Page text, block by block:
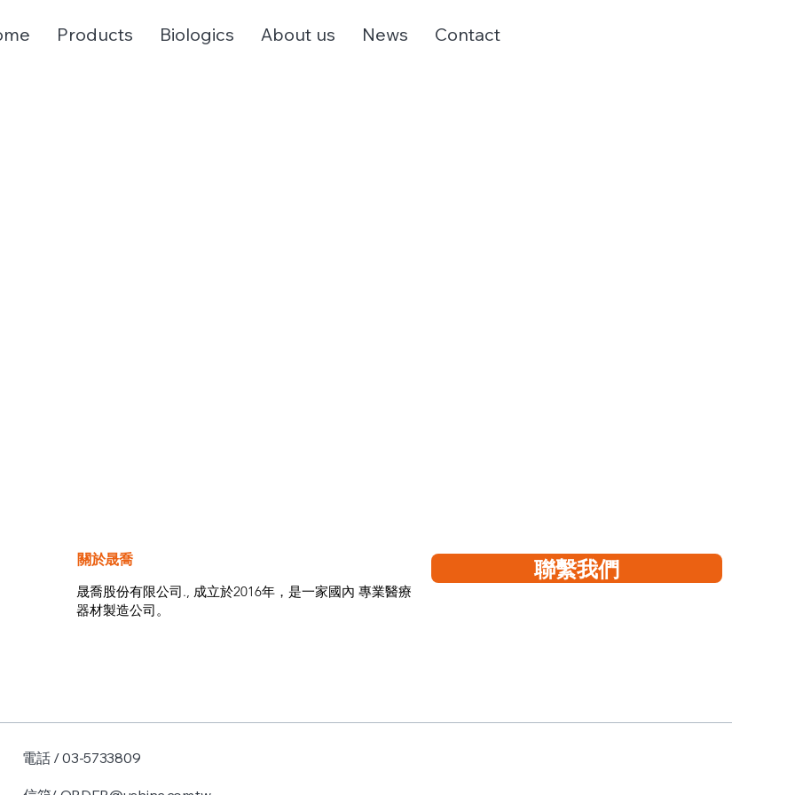
Products Biologics About us News Contact
關於晟喬
晟喬股份有限公司., 成立於2016年，是一家國內 專業醫療
器材製造公司。
聯繫我們
電話 / 03-5733809